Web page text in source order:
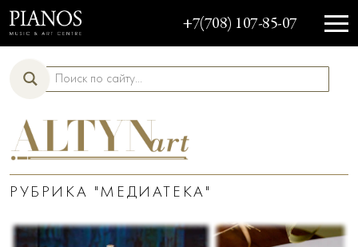
+7(708) 107-85-07
РУБРИКА "МЕДИАТЕКА"